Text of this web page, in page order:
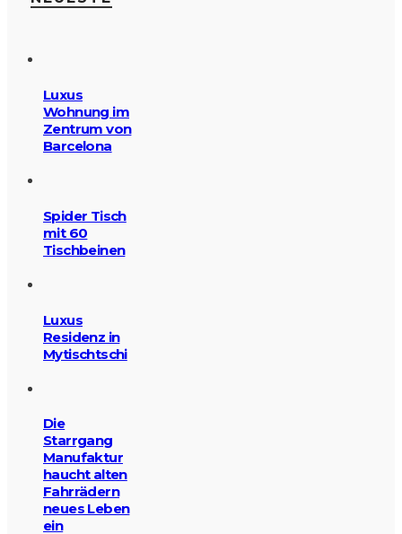
Luxus
Wohnung im
Zentrum von
Barcelona
Spider Tisch
mit 60
Tischbeinen
Luxus
Residenz in
Mytischtschi
Die
Starrgang
Manufaktur
haucht alten
Fahrrädern
neues Leben
ein